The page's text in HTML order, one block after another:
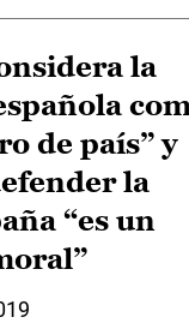
la
de país” y
la
“es un